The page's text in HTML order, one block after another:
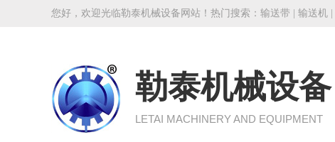
您好，欢迎光临勒泰机械设备网站！热门搜索： 输送带 输送机
勒泰机械设备
LETAI MACHINERY AND EQUIPMENT